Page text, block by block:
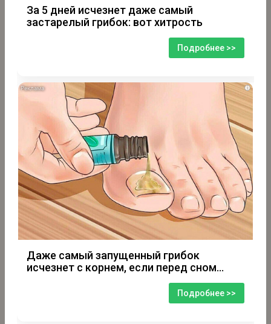
За 5 дней исчезнет даже самый
застарелый грибок: вот хитрость
Подробнее >>
i
Даже самый запущенный грибок
исчезнет с корнем, если перед сном…
Подробнее >>